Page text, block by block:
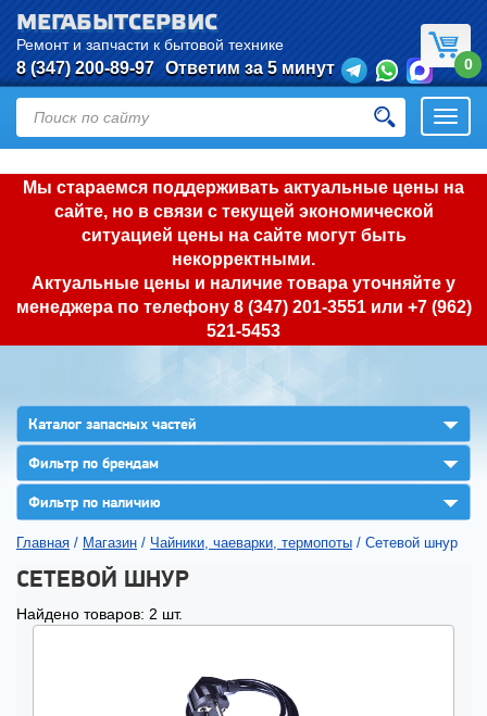
Мы стараемся поддерживать актуальные цены на
сайте, но в связи с текущей экономической
ситуацией цены на сайте могут быть
некорректными.
Актуальные цены и наличие товара уточняйте у
менеджера по телефону 8 (347) 201-3551или +7 (962)
521-5453
МЕГАБЫТСЕРВИС
Ремонт и запчасти к бытовой технике
8 (347) 200-89-97 Ответим за 5 минут 0
Каталог запасных частей ▼
Фильтр по брендам ▼
Фильтр по наличию ▼
Главная / Магазин / Чайники, чаеварки, термопоты / Сетевой шнур
СЕТЕВОЙ ШНУР
Найдено товаров: 2 шт.